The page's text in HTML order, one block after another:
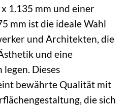
1.135 mm und einer
mm ist die ideale Wahl
und Architekten, die
und eine
Dieses
bewährte Qualität mit
die sich